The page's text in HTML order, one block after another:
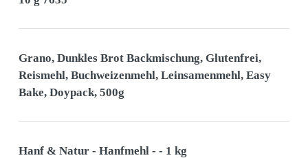
Grano, Dunkles Brot Backmischung, Glutenfrei,
Reismehl, Buchweizenmehl, Leinsamenmehl, Easy
Bake, Doypack, 500g
Hanf & Natur - Hanfmehl - - 1 kg